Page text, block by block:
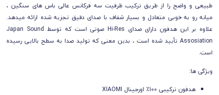
طبیعی و واضح را از طریق ترکیب ظرفیت سه فرکانس عالی باس های سنگین ،
میانه رو به خوبی متعادل و بسیار شفاف با صدای دقیق تجزیه شده ارائه میدهد.
علاوه بر این هدفون دارای صدای Hi-Res صوتی است که توسط Japan Sound
Assosiation تأیید شده است ، بدین معنی که تولید صدا به سطح بالایی رسیده
است.
ویژگی ها:
هدفون ترکیبی 100٪ اورجینال XIAOMI